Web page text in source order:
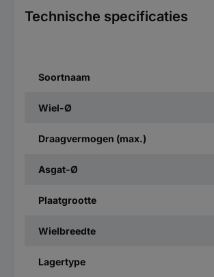
Technische specificaties
Soortnaam
Wiel-Ø
Draagvermogen (max.)
Asgat-Ø
Plaatgrootte
Wielbreedte
Lagertype